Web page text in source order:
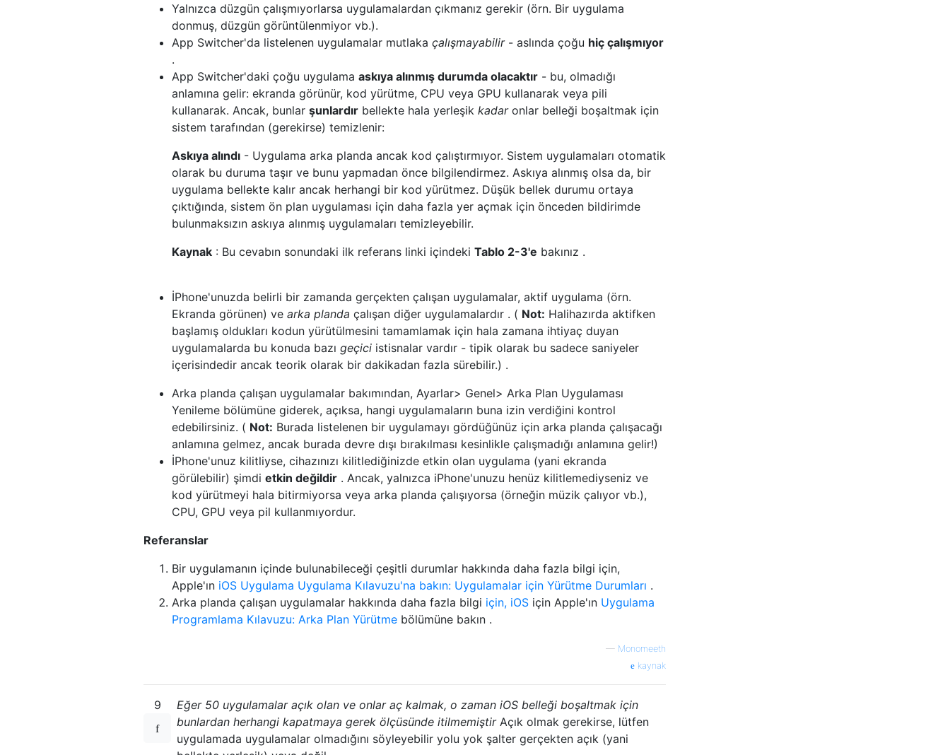
Yalnızca düzgün çalışmıyorlarsa uygulamalardan çıkmanız gerekir (örn. Bir uygulama
donmuş, düzgün görüntülenmiyor vb.).
App Switcher'da listelenen uygulamalar mutlaka çalışmayabilir- aslında çoğu hiç çalışmıyor
.
App Switcher'daki çoğu uygulama askıya alınmış durumda olacaktır - bu, olmadığı
anlamına gelir: ekranda görünür, kod yürütme, CPU veya GPU kullanarak veya pili
kullanarak. Ancak, bunlar şunlardır bellekte hala yerleşik kadaronlar belleği boşaltmak için
sistem tarafından (gerekirse) temizlenir:
Askıya alındı - Uygulama arka planda ancak kod çalıştırmıyor. Sistem uygulamaları otomatik
olarak bu duruma taşır ve bunu yapmadan önce bilgilendirmez. Askıya alınmış olsa da, bir
uygulama bellekte kalır ancak herhangi bir kod yürütmez. Düşük bellek durumu ortaya
çıktığında, sistem ön plan uygulaması için daha fazla yer açmak için önceden bildirimde
bulunmaksızın askıya alınmış uygulamaları temizleyebilir.
Kaynak : Bu cevabın sonundaki ilk referans linki içindeki Tablo 2-3'e bakınız .
İPhone'unuzda belirli bir zamanda gerçekten çalışan uygulamalar, aktif uygulama (örn.
Ekranda görünen) ve arka planda çalışan diğer uygulamalardır . ( Not: Halihazırda aktifken
başlamış oldukları kodun yürütülmesini tamamlamak için hala zamana ihtiyaç duyan
uygulamalarda bu konuda bazı geçici istisnalar vardır - tipik olarak bu sadece saniyeler
içerisindedir ancak teorik olarak bir dakikadan fazla sürebilir.) .
Arka planda çalışan uygulamalar bakımından, Ayarlar> Genel> Arka Plan Uygulaması
Yenileme bölümüne giderek, açıksa, hangi uygulamaların buna izin verdiğini kontrol
edebilirsiniz. ( Not: Burada listelenen bir uygulamayı gördüğünüz için arka planda çalışacağı
anlamına gelmez, ancak burada devre dışı bırakılması kesinlikle çalışmadığı anlamına gelir!)
İPhone'unuz kilitliyse, cihazınızı kilitlediğinizde etkin olan uygulama (yani ekranda
görülebilir) şimdi etkin değildir . Ancak, yalnızca iPhone'unuzu henüz kilitlemediyseniz ve
kod yürütmeyi hala bitirmiyorsa veya arka planda çalışıyorsa (örneğin müzik çalıyor vb.),
CPU, GPU veya pil kullanmıyordur.
Referanslar
Bir uygulamanın içinde bulunabileceği çeşitli durumlar hakkında daha fazla bilgi için,
Apple'ın iOS Uygulama Uygulama Kılavuzu'na bakın: Uygulamalar için Yürütme Durumları .
Arka planda çalışan uygulamalar hakkında daha fazla bilgi için, iOS için Apple'ın Uygulama
Programlama Kılavuzu: Arka Plan Yürütme bölümüne bakın .
— Monomeeth
kaynak
9
Eğer 50 uygulamalar açık olan ve onlar aç kalmak, o zaman iOS belleği boşaltmak için
bunlardan herhangi kapatmaya gerek ölçüsünde itilmemiştirAçık olmak gerekirse, lütfen
uygulamada uygulamalar olmadığını söyleyebilir yolu yok şalter gerçekten açık (yani